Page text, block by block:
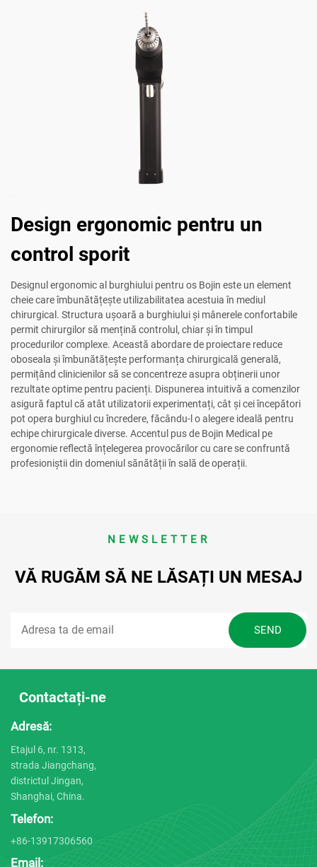
Design ergonomic pentru un
control sporit
Designul ergonomic al burghiului pentru os Bojin este un element
cheie care îmbunătățește utilizabilitatea acestuia în mediul
chirurgical. Structura ușoară a burghiului și mânerele confortabile
permit chirurgilor să mențină controlul, chiar și în timpul
procedurilor complexe. Această abordare de proiectare reduce
oboseala și îmbunătățește performanța chirurgicală generală,
permițând clinicienilor să se concentreze asupra obținerii unor
rezultate optime pentru pacienți. Dispunerea intuitivă a comenzilor
asigură faptul că atât utilizatorii experimentați, cât și cei începători
pot opera burghiul cu încredere, făcându-l o alegere ideală pentru
echipe chirurgicale diverse. Accentul pus de Bojin Medical pe
ergonomie reflectă înțelegerea provocărilor cu care se confruntă
profesioniștii din domeniul sănătății în sală de operații.
NEWSLETTER
VĂ RUGĂM SĂ NE LĂSAȚI UN MESAJ
Contactați-ne
Adresă:
Etajul 6, nr. 1313,
strada Jiangchang,
districtul Jingan,
Shanghai, China.
Telefon:
+86-13917306560
Email: